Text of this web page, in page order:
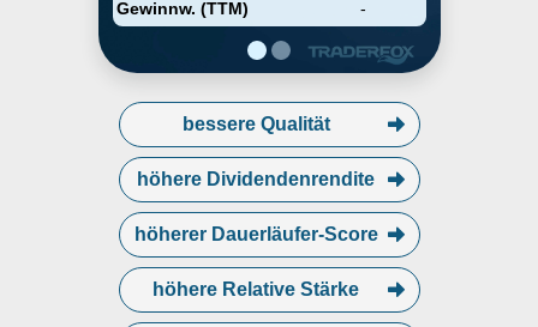
Gewinnw. (TTM)
-
bessere Qualität
höhere Dividendenrendite
höherer Dauerläufer-Score
höhere Relative Stärke